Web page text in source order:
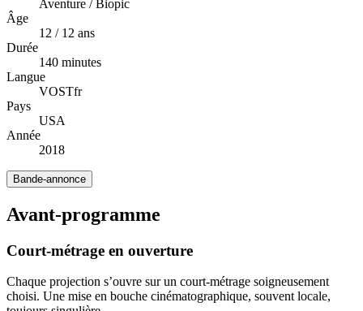
Aventure / Biopic
Âge
12 / 12 ans
Durée
140 minutes
Langue
VOSTfr
Pays
USA
Année
2018
Bande-annonce
Avant-programme
Court-métrage en ouverture
Chaque projection s’ouvre sur un court-métrage soigneusement
choisi. Une mise en bouche cinématographique, souvent locale,